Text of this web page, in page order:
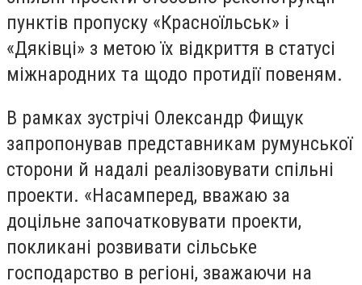
пунктів пропуску «Красноїльськ» і
«Дяківці» з метою їх відкриття в статусі
міжнародних та щодо протидії повеням.
В рамках зустрічі Олександр Фищук
запропонував представникам румунської
сторони й надалі реалізовувати спільні
проекти. «Насамперед, вважаю за
доцільне започатковувати проекти,
покликані розвивати сільське
господарство в регіоні, зважаючи на